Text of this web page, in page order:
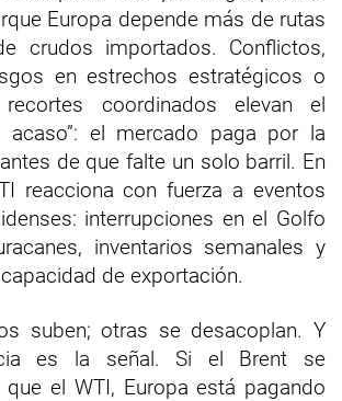
Europa depende más de rutas
crudos importados. Conflictos,
en estrechos estratégicos o
coordinados elevan el
acaso”: el mercado paga por la
de que falte un solo barril. En
reacciona con fuerza a eventos
interrupciones en el Golfo
inventarios semanales y
de exportación.
suben; otras se desacoplan. Y
es la señal. Si el Brent se
el WTI, Europa está pagando